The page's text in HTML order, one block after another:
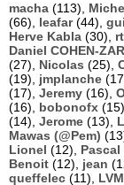
macha (113),
(66), leafar(44),
Herve Kabla (30),
Daniel COHEN-
(27), Nicolas (25),
(19), jmplanche
(17), Jeremy (16),
(16), bobonofx (15),
(14), Jerome (13),
Mawas (@Pem)
Lionel (12), Pascal
Benoit (12), jean
queffelec (11), LVM